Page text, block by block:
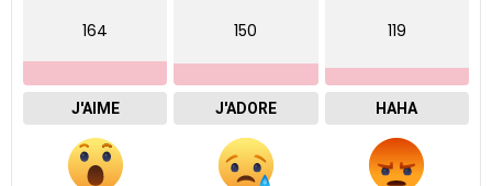
164
J'AIME
150
J'ADORE
119
HAHA